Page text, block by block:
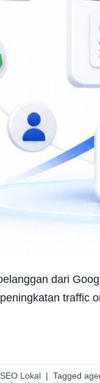
dari
traffic
SEO Lokal | Tagged